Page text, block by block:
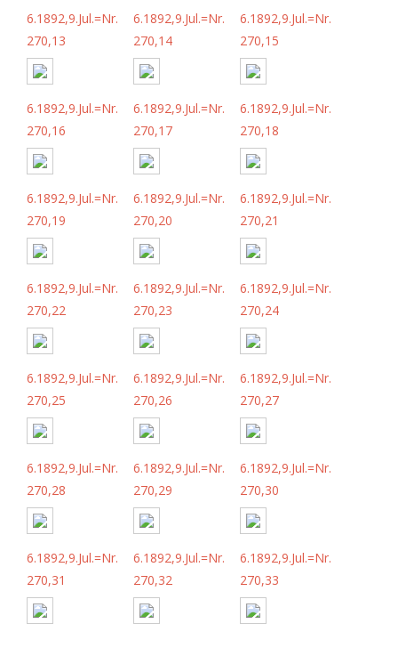
6.1892,9.Jul.=Nr.
270,13
6.1892,9.Jul.=Nr.
270,14
6.1892,9.Jul.=Nr.
270,15
6.1892,9.Jul.=Nr.
270,16
6.1892,9.Jul.=Nr.
270,17
6.1892,9.Jul.=Nr.
270,18
6.1892,9.Jul.=Nr.
270,19
6.1892,9.Jul.=Nr.
270,20
6.1892,9.Jul.=Nr.
270,21
6.1892,9.Jul.=Nr.
270,22
6.1892,9.Jul.=Nr.
270,23
6.1892,9.Jul.=Nr.
270,24
6.1892,9.Jul.=Nr.
270,25
6.1892,9.Jul.=Nr.
270,26
6.1892,9.Jul.=Nr.
270,27
6.1892,9.Jul.=Nr.
270,28
6.1892,9.Jul.=Nr.
270,29
6.1892,9.Jul.=Nr.
270,30
6.1892,9.Jul.=Nr.
270,31
6.1892,9.Jul.=Nr.
270,32
6.1892,9.Jul.=Nr.
270,33